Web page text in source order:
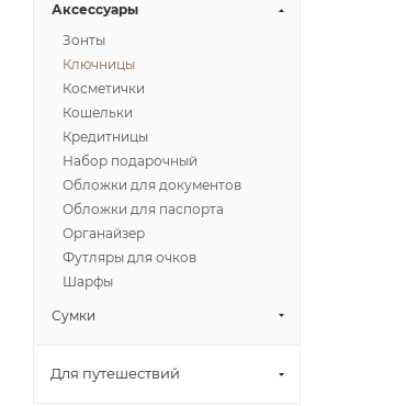
Аксессуары
Зонты
Ключницы
Косметички
Кошельки
Кредитницы
Набор подарочный
Обложки для документов
Обложки для паспорта
Органайзер
Футляры для очков
Шарфы
Сумки
Для путешествий